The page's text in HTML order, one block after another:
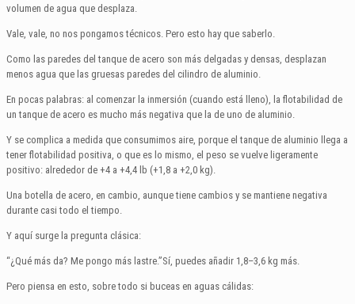
volumen de agua que desplaza.
Vale, vale, no nos pongamos técnicos. Pero esto hay que saberlo.
Como las paredes del tanque de acero son más delgadas y densas, desplazan
menos agua que las gruesas paredes del cilindro de aluminio.
En pocas palabras: al comenzar la inmersión (cuando está lleno), la flotabilidad de
un tanque de acero es mucho más negativa que la de uno de aluminio.
Y se complica a medida que consumimos aire, porque el tanque de aluminio llega a
tener flotabilidad positiva, o que es lo mismo, el peso se vuelve ligeramente
positivo: alrededor de +4 a +4,4 lb (+1,8 a +2,0 kg).
Una botella de acero, en cambio, aunque tiene cambios y se mantiene negativa
durante casi todo el tiempo.
Y aquí surge la pregunta clásica:
“¿Qué más da? Me pongo más lastre.”Sí, puedes añadir 1,8–3,6 kg más.
Pero piensa en esto, sobre todo si buceas en aguas cálidas: